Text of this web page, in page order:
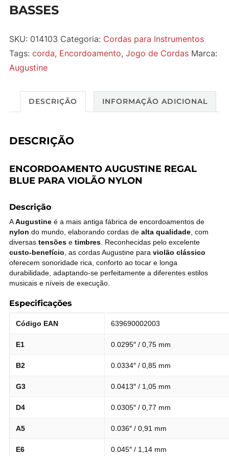
BASSES
SKU: 014103 Categoria: Cordas para Instrumentos
Tags: corda, Encordoamento, Jogo de Cordas Marca:
Augustine
DESCRIÇÃO INFORMAÇÃO ADICIONAL
DESCRIÇÃO
ENCORDOAMENTO AUGUSTINE REGAL
BLUE PARA VIOLÃO NYLON
Descrição
AAugustineé a mais antiga fábrica de encordoamentos de
nylon do mundo, elaborando cordas de alta qualidade, com
diversas tensõese timbres. Reconhecidas pelo excelente
custo-benefício , as cordas Augustine para violão clássico
oferecem sonoridade rica, conforto ao tocar e longa
durabilidade, adaptando-se perfeitamente a diferentes estilos
musicais e níveis de execução.
Especificações
Código EAN 639690002003
E1 0.0295″ / 0,75 mm
B2 0.0334″ / 0,85 mm
G3 0.0413″ / 1,05 mm
D4 0.0305″ / 0,77 mm
A5 0.036″ / 0,91 mm
E6 0.045″ / 1,14 mm